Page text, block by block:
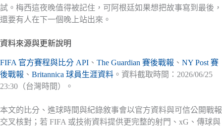
試。梅西這夜晚值得被記住，可阿根廷如果想把故事寫到最後，
還要有人在下一個晚上站出來。
資料來源與更新說明
FIFA 官方賽程與比分 API 、 The Guardian 賽後戰報 、 NY Post 賽
後戰報 、 Britannica 球員生涯資料 。資料截取時間：2026/06/25
23:30（台灣時間）。
本文的比分、進球時間與紀錄敘事會以官方資料與可信公開戰報
交叉核對；若 FIFA 或技術資料提供更完整的射門、xG、傳球與